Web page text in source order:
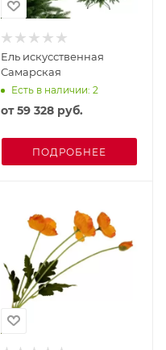
Ель искусственная
Самарская
Есть в наличии: 2
от59 328 руб.
ПОДРОБНЕЕ